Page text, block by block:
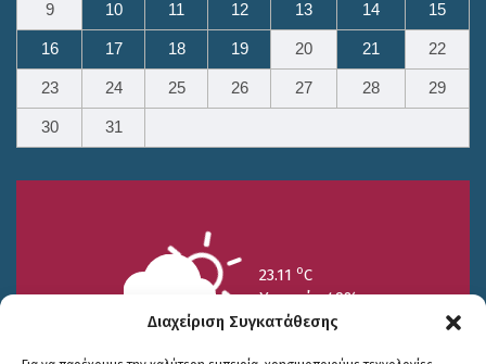
Διαχείριση Συγκατάθεσης
9 10 11 12 13 14 15
16 17 18 19 20 21 22
23 24 25 26 27 28 29
30 31
23.11 oC
Υγρασία 49%